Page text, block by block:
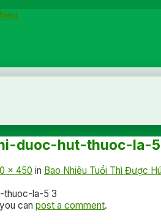
duoc-hut-thuoc-la-5
× 450 in Bao Nhiêu Tuổi Thì Được
thuoc-la-5 3
can post a comment.